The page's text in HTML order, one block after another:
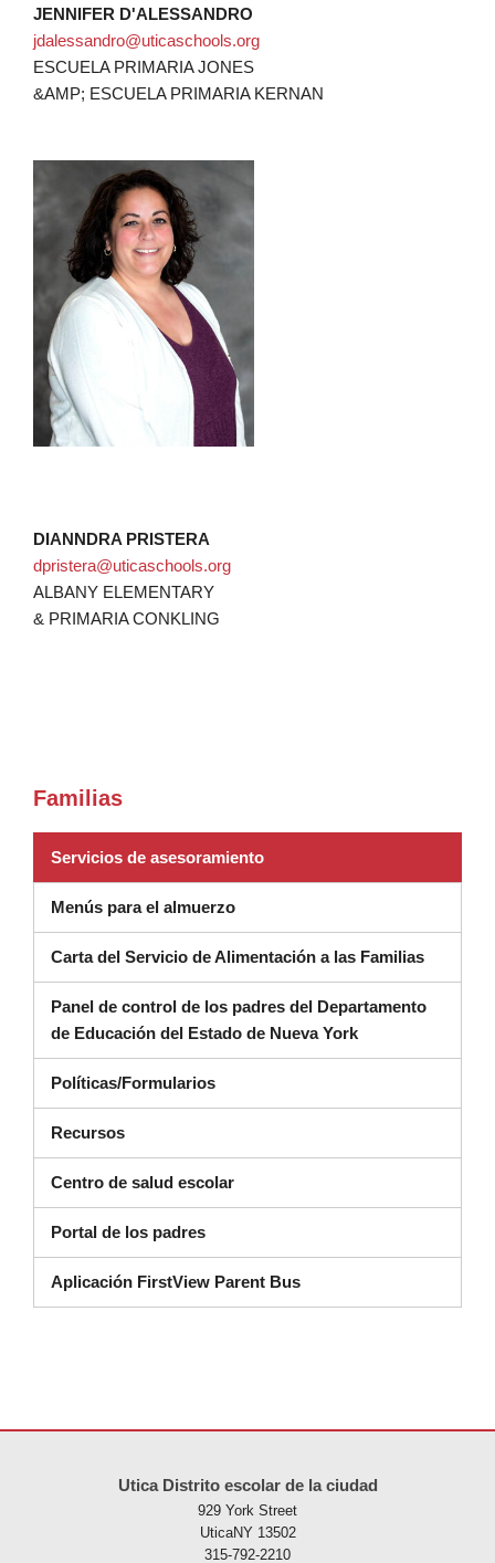
JENNIFER D'ALESSANDRO
jdalessandro@uticaschools.org
ESCUELA PRIMARIA JONES
&AMP; ESCUELA PRIMARIA KERNAN
DIANNDRA PRISTERA
dpristera@uticaschools.org
ALBANY ELEMENTARY
& PRIMARIA CONKLING
Familias
Servicios de asesoramiento(se abre en una ventana
Menús para el almuerzo
Carta del Servicio de Alimentación a las Familias
Panel de control de los padres del Departamento
de Educación del Estado de Nueva York(se abre en una
Políticas/Formularios
Recursos
Centro de salud escolar
Portal de los padres
Aplicación FirstView Parent Bus
Utica Distrito escolar de la ciudad
929 York Street
UticaNY 13502
315-792-2210